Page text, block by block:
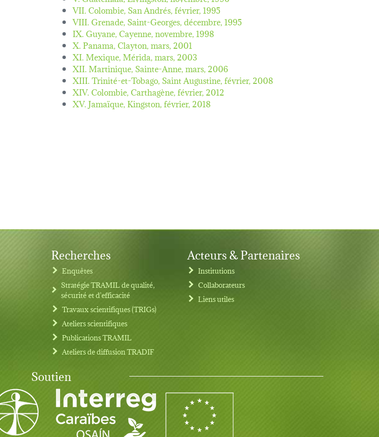
VII. Colombie, San Andrés,février, 1995
VIII. Grenade, Saint-Georges,décembre, 1995
IX. Guyane, Cayenne,novembre, 1998
X. Panama, Clayton,mars, 2001
XI. Mexique, Mérida,mars, 2003
XII. Martinique, Sainte-Anne,mars, 2006
XIII. Trinité-et-Tobago, Saint Augustine,février, 2008
XIV. Colombie, Carthagène,février, 2012
XV. Jamaïque, Kingston,février, 2018
Recherches
Enquêtes
Stratégie TRAMIL de qualité,
sécurité et d'efficacité
Travaux scientifiques (TRIGs)
Ateliers scientifiques
Publications TRAMIL
Ateliers de diffusion TRADIF
Acteurs & Partenaires
Institutions
Collaborateurs
Liens utiles
Soutien